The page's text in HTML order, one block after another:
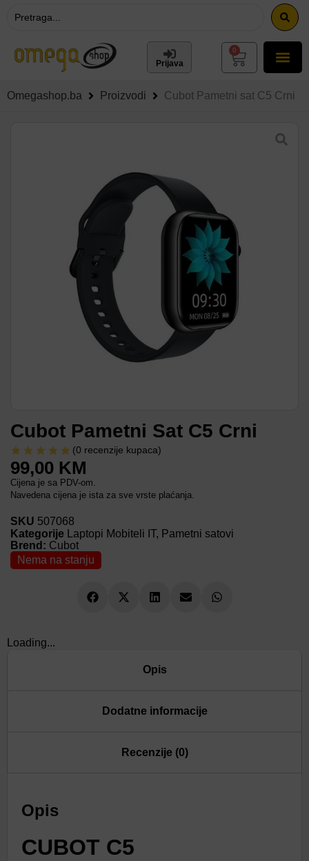
Prijava
0
Omegashop.ba Proizvodi Cubot Pametni sat C5 Crni
Cubot Pametni Sat C5 Crni
(0 recenzije kupaca)
99,00 KM
Cijena je sa PDV-om.
Navedena cijena je ista za sve vrste plaćanja.
SKU 507068
Kategorije
Laptopi Mobiteli IT, Pametni satovi
Brend: Cubot
Nema na stanju
Loading...
Opis
Dodatne informacije
Recenzije (0)
Opis
CUBOT C5